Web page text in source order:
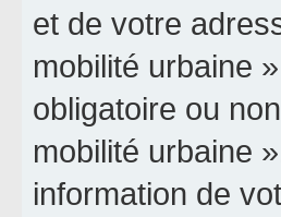
et de votre
mobilité urbaine
obligatoire ou
mobilité urbaine
information de